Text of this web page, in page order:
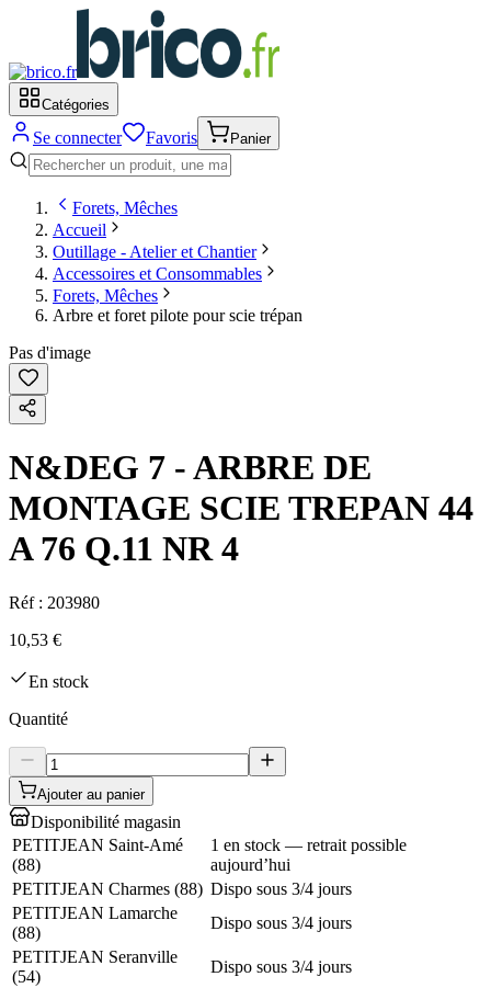
Catégories
Se connecter Favoris Panier
Forets, Mêches
Accueil
Outillage - Atelier et Chantier
Accessoires et Consommables
Forets, Mêches
Arbre et foret pilote pour scie trépan
Pas d'image
N&DEG 7 - ARBRE DE
MONTAGE SCIE TREPAN 44
A 76 Q.11 NR 4
Réf : 203980
10,53 €
En stock
Quantité
Ajouter au panier
Disponibilité magasin
PETITJEAN Saint-Amé
(88)
1 en stock — retrait possible
aujourd’hui
PETITJEAN Charmes (88) Dispo sous 3/4 jours
PETITJEAN Lamarche
(88)
Dispo sous 3/4 jours
PETITJEAN Seranville
(54)
Dispo sous 3/4 jours